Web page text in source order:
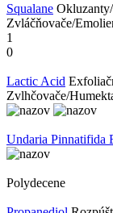
Squalane
Zvláčňovače/
1
0
Lactic Acid
Zvlhčovače/
Undaria Pinnatifida
Polydecene